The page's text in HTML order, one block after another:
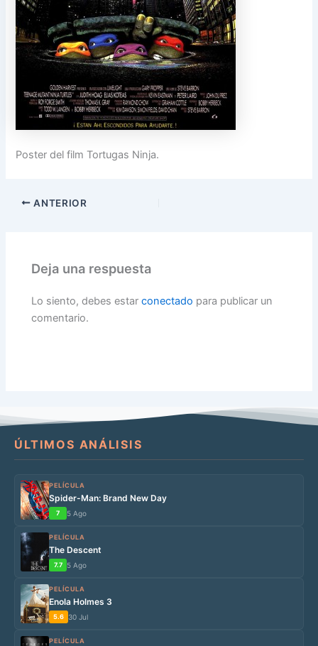
Poster del film Tortugas Ninja.
ANTERIOR
Deja una respuesta
Lo siento, debes estarconectado para publicar un
comentario.
ÚLTIMOS ANÁLISIS
PELÍCULA
Spider-Man: Brand New Day
7 5 Ago
PELÍCULA
The Descent
7.7 5 Ago
PELÍCULA
Enola Holmes 3
5.6 30 Jul
PELÍCULA